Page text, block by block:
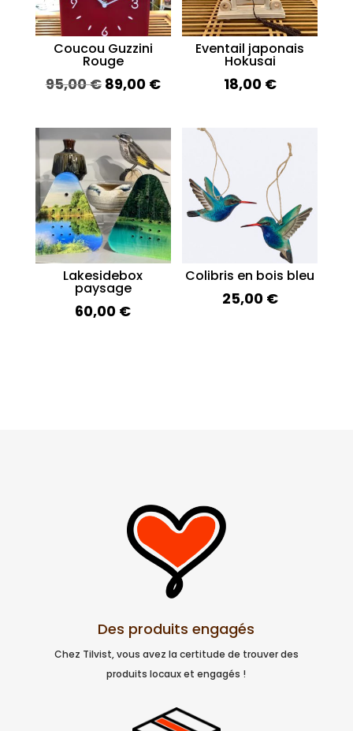
Coucou Guzzini
Rouge
95,00€ Le
initial
était :
95,00 €.
89,00 €Le
actuel
est :
89,00 €.
Eventail japonais
Hokusai
18,00 €
Lakesidebox
paysage
60,00 €
Colibris en bois bleu
25,00 €
Des produits engagés
Chez Tilvist, vous avez la certitude de trouver des
produits locaux et engagés !